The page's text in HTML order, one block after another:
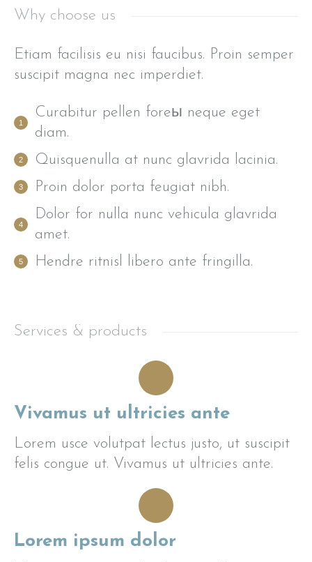
Why choose us
Etiam facilisis eu nisi faucibus. Proin semper
suscipit magna nec imperdiet.
Curabitur pellen foreы neque eget
diam.
Quisquenulla at nunc glavrida lacinia.
Proin dolor porta feugiat nibh.
Dolor for nulla nunc vehicula glavrida
amet.
Hendre ritnisl libero ante fringilla.
Services & products
Vivamus ut ultricies ante
Lorem usce volutpat lectus justo, ut suscipit
felis congue ut. Vivamus ut ultricies ante.
Lorem ipsum dolor